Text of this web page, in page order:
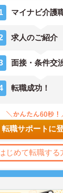
マイナビ介護
求人のご紹介
面接・条件交
転職成功！
転職サポートに
じめて転職する